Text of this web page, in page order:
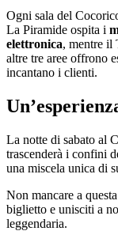
Ogni sala del
La Piramide ospita i
elettronica, mentre il
altre tre aree offrono
incantano i clienti.
La notte di sabato al
trascenderà i confini
una miscela unica di
Non mancare a
biglietto e unisciti a
leggendaria.